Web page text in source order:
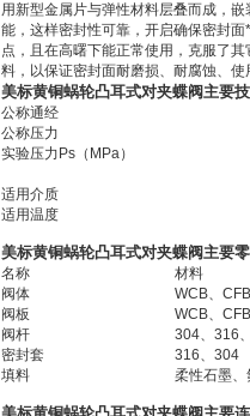
用新型金属片与弹性材料层叠而成，
能，这样密封性可靠，开启确保密封
点，且在高曙下能正常使用，克服了
料，以保证密封面耐磨损、耐腐蚀、使
美标黄铜蜗轮凸耳式对夹蝶阀主要
公称通经
公称压力
实验压力Ps（MPa）
适用介质
适用温度
美标黄铜蜗轮凸耳式对夹蝶阀主要
名称
材料
阀体
WCB、
阀板
WCB、
阀杆
304、316
密封套
316、304
填料
柔性石墨、